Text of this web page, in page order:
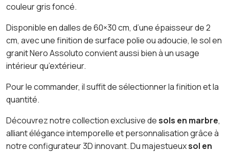
couleur gris foncé.
Disponible en dalles de 60×30 cm, d’une épaisseur de 2
cm, avec une finition de surface polie ou adoucie, le sol en
granit Nero Assoluto convient aussi bien à un usage
intérieur qu’extérieur.
Pour le commander, il suffit de sélectionner la finition et la
quantité.
Découvrez notre collection exclusive desols en marbre,
alliant élégance intemporelle et personnalisation grâce à
notre configurateur 3D innovant. Du majestueuxsol en